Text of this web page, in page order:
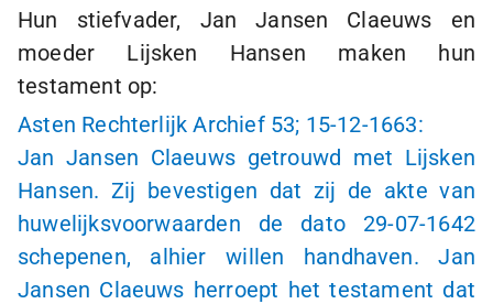
Hun stiefvader, Jan Jansen Claeuws en
moeder Lijsken Hansen maken hun
testament op:
Asten Rechterlijk Archief 53; 15-12-1663:
Jan Jansen Claeuws getrouwd met Lijsken
Hansen. Zij bevestigen dat zij de akte van
huwelijksvoorwaarden de dato 29-07-1642
schepenen, alhier willen handhaven. Jan
Jansen Claeuws herroept het testament dat